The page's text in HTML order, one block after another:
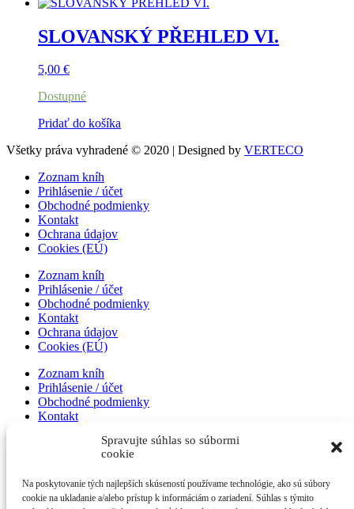
Spravujte súhlas so súbormi
cookie
Na poskytovanie tých najlepších skúseností používame technológie, ako sú súbory
cookie na ukladanie a/alebo prístup k informáciám o zariadení. Súhlas s týmito
SLOVANSKÝ PŘEHLED VI.
5,00 €
Dostupné
Pridať do košíka
Všetky práva vyhradené © 2020 | Designed by VERTECO
Zoznam kníh
Prihlásenie / účet
Obchodné podmienky
Kontakt
Ochrana údajov
Cookies (EÚ)
Zoznam kníh
Prihlásenie / účet
Obchodné podmienky
Kontakt
Ochrana údajov
Cookies (EÚ)
Zoznam kníh
Prihlásenie / účet
Obchodné podmienky
Kontakt
Cookies (EÚ)
Prihlásenie / účet
Obchodné podmienky